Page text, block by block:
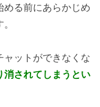
る前にあらかじめ
ットができなくな
消されてしまうとい